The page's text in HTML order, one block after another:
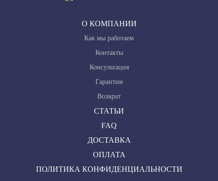
О КОМПАНИИ
Как мы работаем
Контакты
Консультация
Гарантии
Возврат
СТАТЬИ
FAQ
ДОСТАВКА
ОПЛАТА
ПОЛИТИКА КОНФИДЕНЦИАЛЬНОСТИ